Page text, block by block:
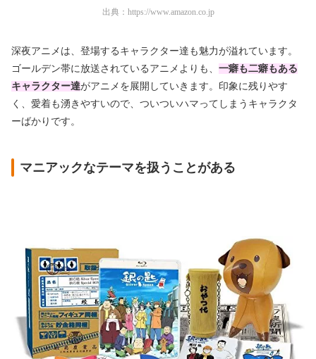
出典： https://www.amazon.co.jp
深夜アニメは、登場するキャラクター達も魅力が溢れています。
ゴールデン帯に放送されているアニメよりも、 一癖も二癖もある
キャラクター達がアニメを展開していきます。印象に残りやす
く、愛着も湧きやすいので、ついついハマってしまうキャラクタ
ーばかりです。
マニアックなテーマを扱うことがある